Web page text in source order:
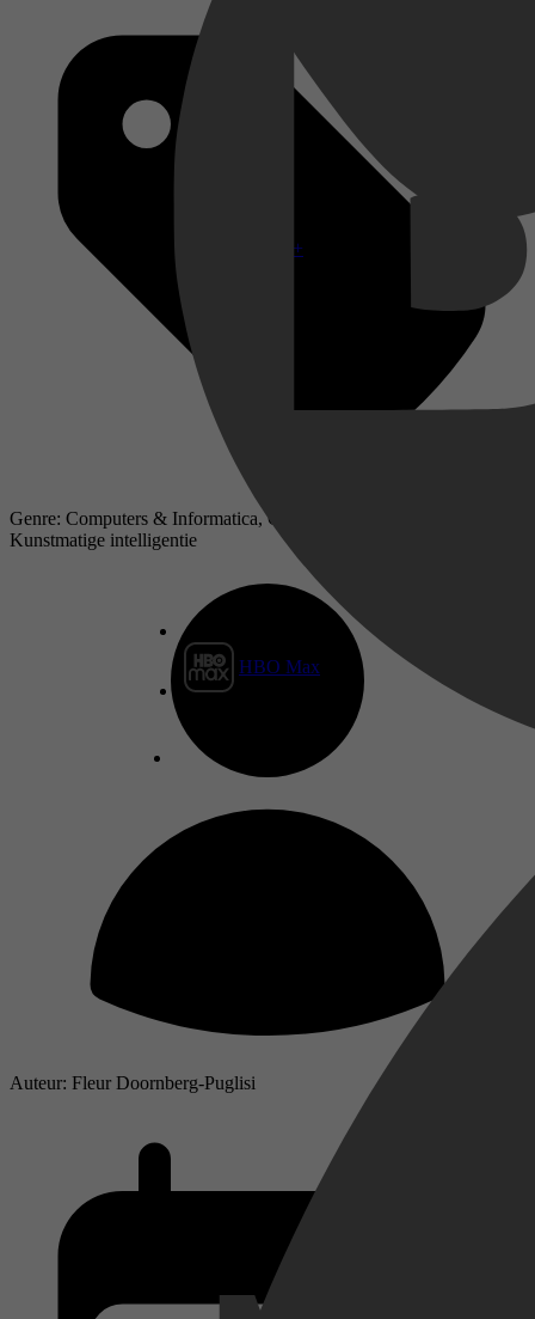
Disney+
HBO Max
Genre: Computers & Informatica, Computertechnologie,
Kunstmatige intelligentie
Auteur: Fleur Doornberg-Puglisi